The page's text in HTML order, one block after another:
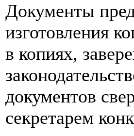
Документы
изготовления
в копиях,
документов
секретарем